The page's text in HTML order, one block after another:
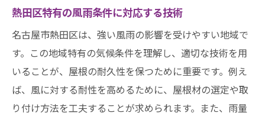
熱田区特有の風雨条件に対応する技術
名古屋市熱田区は、強い風雨の影響を受けやすい地域で
す。この地域特有の気候条件を理解し、適切な技術を用
いることが、屋根の耐久性を保つために重要です。例え
ば、風に対する耐性を高めるために、屋根材の選定や取
り付け方法を工夫することが求められます。また、雨量